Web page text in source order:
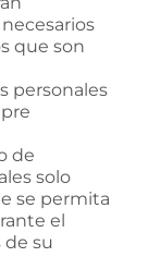
que son
personales
de
solo
se permita
el
de su